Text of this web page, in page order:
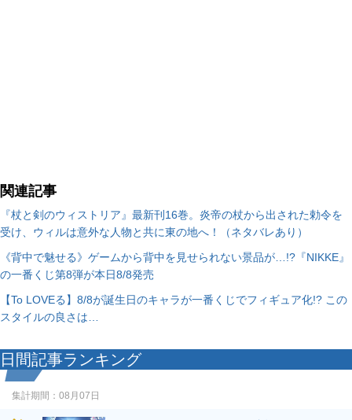
関連記事
『杖と剣のウィストリア』最新刊16巻。炎帝の杖から出された勅令を
受け、ウィルは意外な人物と共に東の地へ！（ネタバレあり）
《背中で魅せる》ゲームから背中を見せられない景品が…!?『NIKKE』
の一番くじ第8弾が本日8/8発売
【To LOVEる】8/8が誕生日のキャラが一番くじでフィギュア化!? この
スタイルの良さは…
日間記事ランキング
集計期間： 08月07日